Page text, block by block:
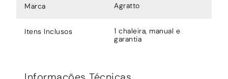
Marca Agratto
Itens Inclusos
1 chaleira, manual e
garantia